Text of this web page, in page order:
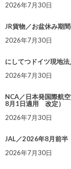
2026年7月30日
JR貨物／お盆休み期
2026年7月30日
にしてつドイツ現地
2026年7月30日
NCA／日本発国際航
8月1日適用 改定）
2026年7月30日
JAL／2026年8月前
2026年7月30日